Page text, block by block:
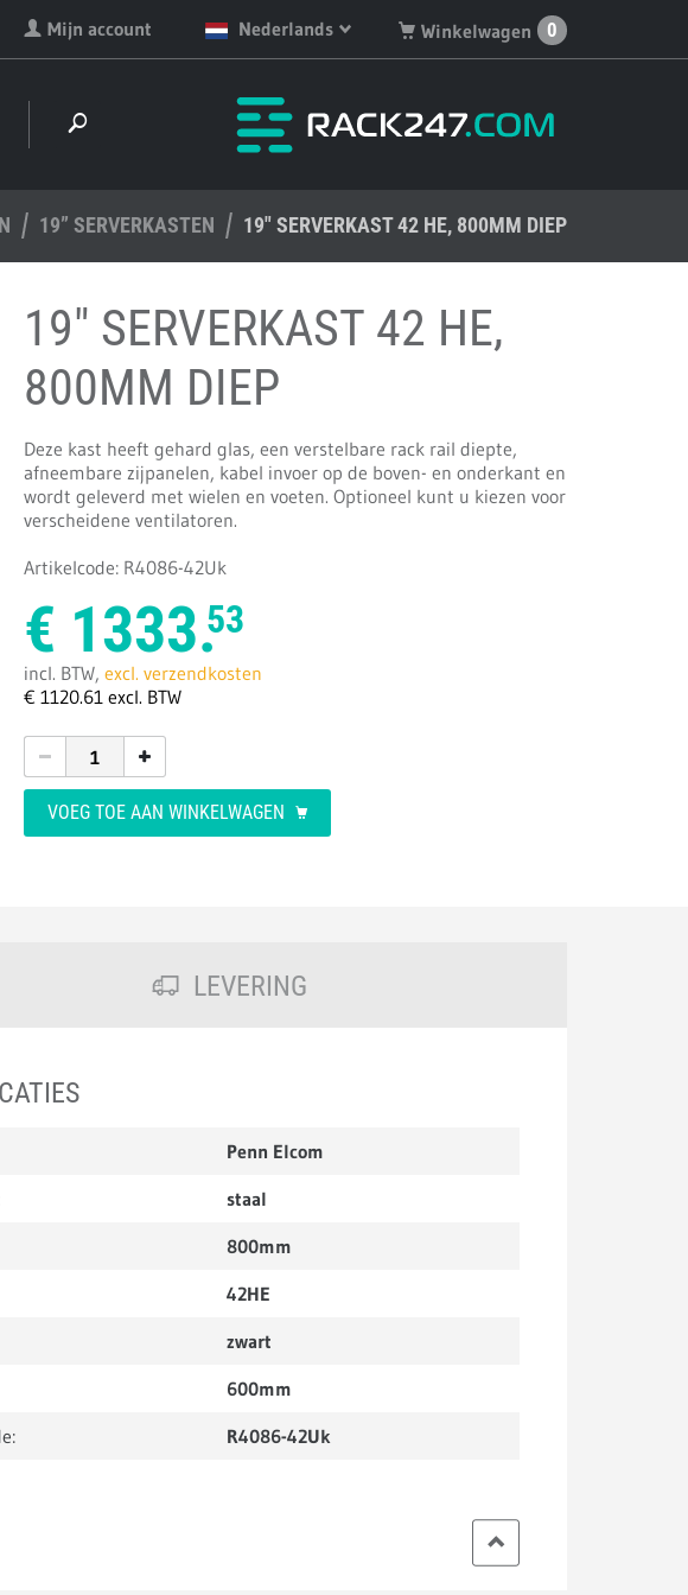
Winkelwagen 0
je winkelwagen.
Nederlands
Deutsch
Français
Mijn account
19” SERVERKASTEN 19" SERVERKAST 42 HE, 800MM DIEP
19" SERVERKAST 42 HE,
800MM DIEP
Deze kast heeft gehard glas, een verstelbare rack rail diepte,
afneembare zijpanelen, kabel invoer op de boven- en onderkant en
wordt geleverd met wielen en voeten. Optioneel kunt u kiezen voor
verscheidene ventilatoren.
Artikelcode: R4086-42Uk
€ 1333.53
incl. BTW, excl. verzendkosten
€ 1120.61excl. BTW
VOEG TOE AAN WINKELWAGEN
LEVERING
Penn Elcom
staal
800mm
42HE
zwart
600mm
R4086-42Uk